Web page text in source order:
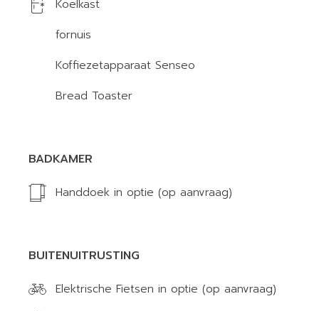
Koelkast
fornuis
Koffiezetapparaat Senseo
Bread Toaster
BADKAMER
Handdoek in optie (op aanvraag)
BUITENUITRUSTING
Elektrische Fietsen in optie (op aanvraag)